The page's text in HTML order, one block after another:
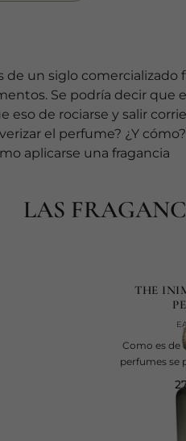
de un siglo
Se podría decir que
eso de rociarse y salir
el perfume? ¿Y
aplicarse una fragancia
LAS
THE
Como es de
perfumes se